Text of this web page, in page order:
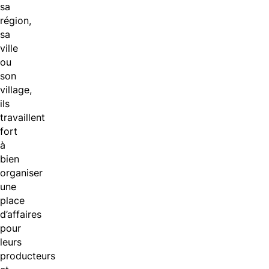
sa
région,
sa
ville
ou
son
village,
ils
travaillent
fort
à
bien
organiser
une
place
d’affaires
pour
leurs
producteurs